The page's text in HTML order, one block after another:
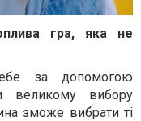
гра, яка не
за допомогою
великому вибору
зможе вибрати ті